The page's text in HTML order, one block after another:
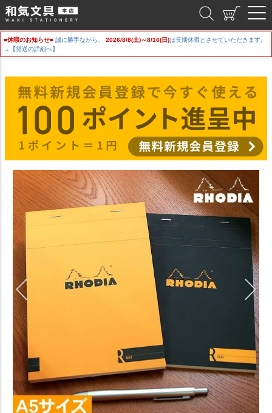
■休暇のお知らせ■ 誠に勝手ながら、 2026/8/8(土)～8/16(日)は長期休暇とさせていただきます。
→【発送の詳細へ】